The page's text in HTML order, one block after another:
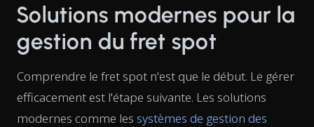
Solutions modernes pour la
gestion du fret spot
Comprendre le fret spot n'est que le début. Le gérer
efficacement est l'étape suivante. Les solutions
modernes comme les systèmes de gestion des